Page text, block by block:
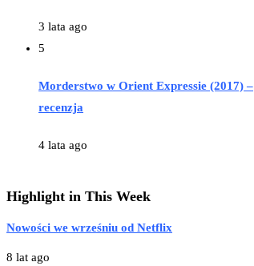
3 lata ago
5
Morderstwo w Orient Expressie (2017) –
recenzja
4 lata ago
Highlight in This Week
Nowości we wrześniu od Netflix
8 lat ago